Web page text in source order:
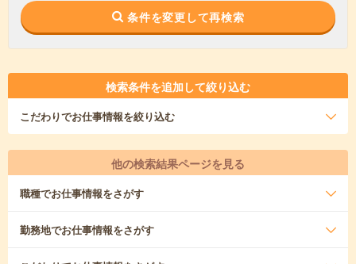
条件を変更して再検索
検索条件を追加して絞り込む
こだわりでお仕事情報を絞り込む
他の検索結果ページを見る
職種でお仕事情報をさがす
勤務地でお仕事情報をさがす